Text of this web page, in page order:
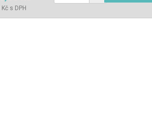
s DPH